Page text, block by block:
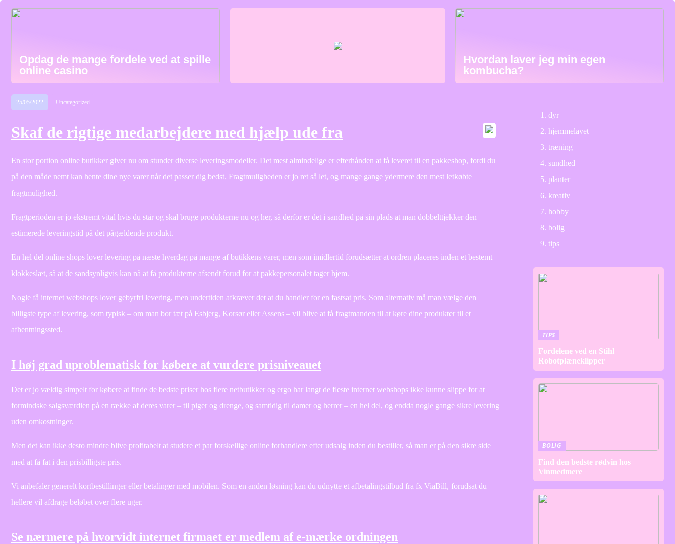
Opdag de mange fordele ved at spille
online casino
Hvordan laver jeg min egen
kombucha?
25/05/2022 Uncategorized
Skaf de rigtige medarbejdere med hjælp ude fra
En stor portion online butikker giver nu om stunder diverse leveringsmodeller. Det mest almindelige er efterhånden at få leveret til en pakkeshop, fordi du
på den måde nemt kan hente dine nye varer når det passer dig bedst. Fragtmuligheden er jo ret så let, og mange gange ydermere den mest letkøbte
fragtmulighed.
Fragtperioden er jo ekstremt vital hvis du står og skal bruge produkterne nu og her, så derfor er det i sandhed på sin plads at man dobbelttjekker den
estimerede leveringstid på det pågældende produkt.
En hel del online shops lover levering på næste hverdag på mange af butikkens varer, men som imidlertid forudsætter at ordren placeres inden et bestemt
klokkeslæt, så at de sandsynligvis kan nå at få produkterne afsendt forud for at pakkepersonalet tager hjem.
Nogle få internet webshops lover gebyrfri levering, men undertiden afkræver det at du handler for en fastsat pris. Som alternativ må man vælge den
billigste type af levering, som typisk – om man bor tæt på Esbjerg, Korsør eller Assens – vil blive at få fragtmanden til at køre dine produkter til et
afhentningssted.
I høj grad uproblematisk for købere at vurdere prisniveauet
Det er jo vældig simpelt for købere at finde de bedste priser hos flere netbutikker og ergo har langt de fleste internet webshops ikke kunne slippe for at
formindske salgsværdien på en række af deres varer – til piger og drenge, og samtidig til damer og herrer – en hel del, og endda nogle gange sikre levering
uden omkostninger.
Men det kan ikke desto mindre blive profitabelt at studere et par forskellige online forhandlere efter udsalg inden du bestiller, så man er på den sikre side
med at få fat i den prisbilligste pris.
Vi anbefaler generelt kortbestillinger eller betalinger med mobilen. Som en anden løsning kan du udnytte et afbetalingstilbud fra fx ViaBill, forudsat du
hellere vil afdrage beløbet over flere uger.
Se nærmere på hvorvidt internet firmaet er medlem af e-mærke ordningen
dyr
hjemmelavet
træning
sundhed
planter
kreativ
hobby
bolig
tips
TIPS
Fordelene ved en Stihl
Robotplæneklipper
BOLIG
Find den bedste rødvin hos
Vinmedmere